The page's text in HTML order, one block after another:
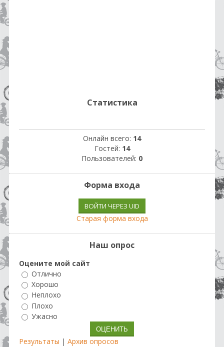
Статистика
Онлайн всего: 14
Гостей: 14
Пользователей: 0
Форма входа
ВОЙТИ ЧЕРЕЗ UID
Старая форма входа
Наш опрос
Оцените мой сайт
Отлично
Хорошо
Неплохо
Плохо
Ужасно
Результаты | Архив опросов